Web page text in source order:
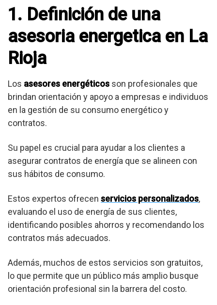
1. Definición de una
asesoria energetica en La
Rioja
Los asesores energéticos son profesionales que
brindan orientación y apoyo a empresas e individuos
en la gestión de su consumo energético y
contratos.
Su papel es crucial para ayudar a los clientes a
asegurar contratos de energía que se alineen con
sus hábitos de consumo.
Estos expertos ofrecen servicios personalizados,
evaluando el uso de energía de sus clientes,
identificando posibles ahorros y recomendando los
contratos más adecuados.
Además, muchos de estos servicios son gratuitos,
lo que permite que un público más amplio busque
orientación profesional sin la barrera del costo.